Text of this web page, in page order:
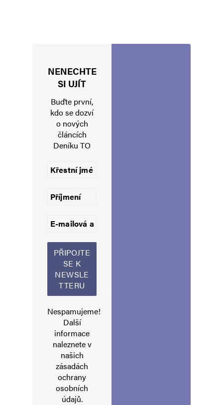
Uložit do prohlížeče jméno, e-mail a webovou stránku pro budoucí
Informujte mě o nových komentářích e-mailem.
Alternative:
NENECHTE
SI UJÍT
Buďte první,
kdo se dozví
o nových
článcích
Deníku TO
Nespamujeme!
Další
informace
naleznete v
našich
zásadách
ochrany
osobních
údajů.